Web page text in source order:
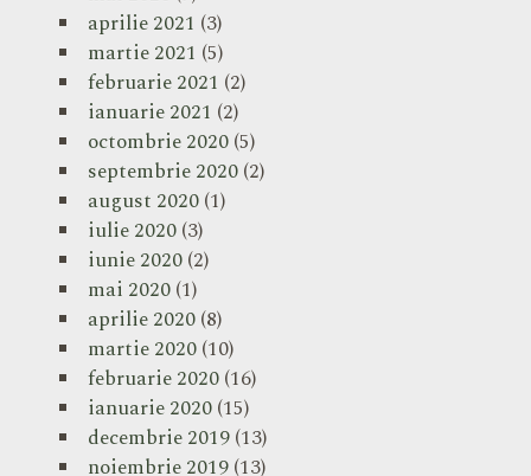
aprilie 2021 (3)
martie 2021 (5)
februarie 2021 (2)
ianuarie 2021 (2)
octombrie 2020(5)
septembrie 2020(2)
august 2020(1)
iulie 2020(3)
iunie 2020(2)
mai 2020(1)
aprilie 2020(8)
martie 2020(10)
februarie 2020(16)
ianuarie 2020(15)
decembrie 2019(13)
noiembrie 2019(13)